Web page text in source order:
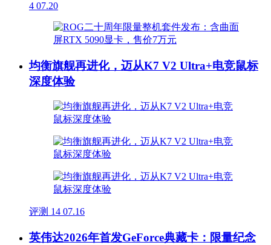
4 07.20
均衡旗舰再进化，迈从K7 V2 Ultra+电竞鼠标
深度体验
评测 14 07.16
英伟达2026年首发GeForce典藏卡：限量纪念